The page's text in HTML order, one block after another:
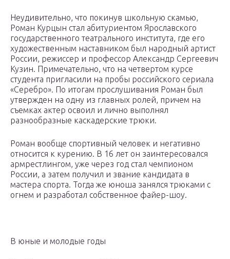
Неудивительно, что покинув школьную скамью,
Роман Курцын стал абитуриентом Ярославского
государственного театрального института, где его
художественным наставником был народный артист
России, режиссер и профессор Александр Сергеевич
Кузин. Примечательно, что на четвертом курсе
студента пригласили на пробы российского сериала
«Серебро». По итогам прослушивания Роман был
утвержден на одну из главных ролей, причем на
съемках актер освоил и лично выполнял
разнообразные каскадерские трюки.
Роман вообще спортивный человек и негативно
относится к курению. В 16 лет он заинтересовался
армрестлингом, уже через год стал чемпионом
России, а затем получил и звание кандидата в
мастера спорта. Тогда же юноша занялся трюками с
огнем и разработал собственное файер-шоу.
В юные и молодые годы